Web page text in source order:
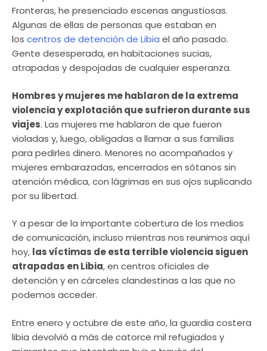
Fronteras, he presenciado escenas angustiosas.
Algunas de ellas de personas que estaban en
los centros de detención de Libia el año pasado.
Gente desesperada, en habitaciones sucias,
atrapadas y despojadas de cualquier esperanza.
Hombres y mujeres me hablaron de la extrema
violencia y explotación que sufrieron durante sus
viajes. Las mujeres me hablaron de que fueron
violadas y, luego, obligadas a llamar a sus familias
para pedirles dinero. Menores no acompañados y
mujeres embarazadas, encerrados en sótanos sin
atención médica, con lágrimas en sus ojos suplicando
por su libertad.
Y a pesar de la importante cobertura de los medios
de comunicación, incluso mientras nos reunimos aquí
hoy, las víctimas de esta terrible violencia siguen
atrapadas en Libia, en centros oficiales de
detención y en cárceles clandestinas a las que no
podemos acceder.
Entre enero y octubre de este año, la guardia costera
libia devolvió a más de catorce mil refugiados y